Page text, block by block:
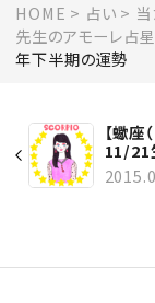
HOME 占い
先生のアモーレ占
年下半期の運勢
【蠍座
11/21
2015
運勢